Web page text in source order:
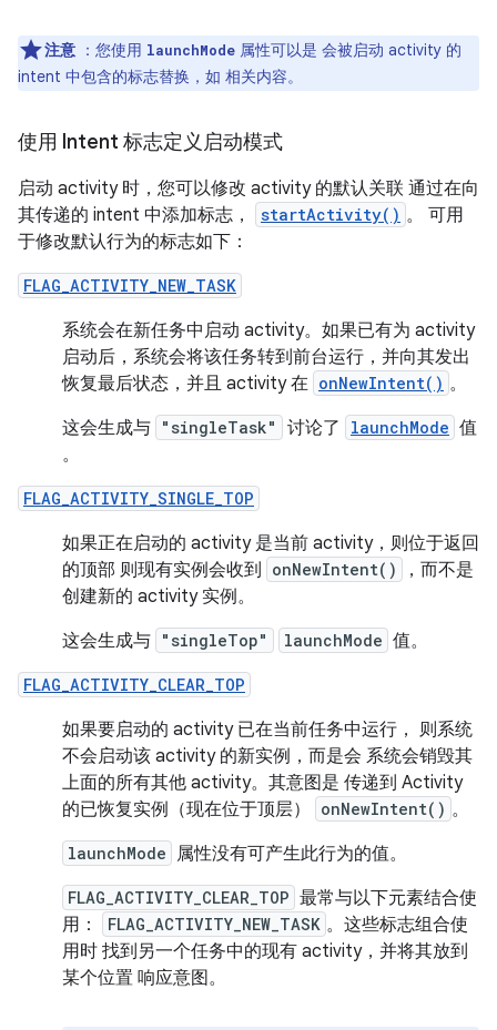
注意 ：您使用 launchMode 属性可以是 会被启动 activity 的
intent 中包含的标志替换，如 相关内容。
使用 Intent 标志定义启动模式
启动 activity 时，您可以修改 activity 的默认关联 通过在向
其传递的 intent 中添加标志，
startActivity() 。 可用
于修改默认行为的标志如下：
FLAG_ACTIVITY_NEW_TASK
系统会在新任务中启动 activity。如果已有为 activity
启动后，系统会将该任务转到前台运行，并向其发出
恢复最后状态，并且 activity 在 onNewIntent() 。
这会生成与 "singleTask" 讨论了 launchMode 值
。
FLAG_ACTIVITY_SINGLE_TOP
如果正在启动的 activity 是当前 activity，则位于返回
的顶部 则现有实例会收到
onNewIntent()
，而不是
创建新的 activity 实例。
这会生成与 "singleTop" launchMode 值。
FLAG_ACTIVITY_CLEAR_TOP
如果要启动的 activity 已在当前任务中运行， 则系统
不会启动该 activity 的新实例，而是会 系统会销毁其
上面的所有其他 activity。其意图是 传递到 Activity
的已恢复实例（现在位于顶层）
onNewIntent() 。
launchMode 属性没有可产生此行为的值。
FLAG_ACTIVITY_CLEAR_TOP 最常与以下元素结合使
用：
FLAG_ACTIVITY_NEW_TASK 。这些标志组合使
用时 找到另一个任务中的现有 activity，并将其放到
某个位置 响应意图。